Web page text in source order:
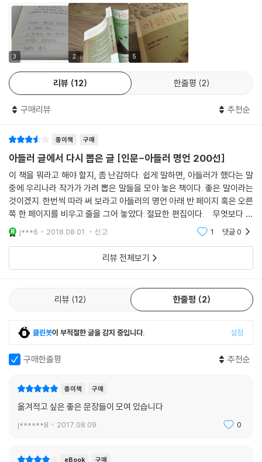
3 2 5
리뷰 12 한줄평 2
구매리뷰 추천순
종이책 구매
아들러 글에서 다시 뽑은 글 [인문-아들러 명언 200선]
이 책을 뭐라고 해야 할지, 좀 난감하다. 쉽게 말하면, 아들러가 했다는 말
중에 우리나라 작가가 가려 뽑은 말들을 모아 놓은 책이다. 좋은 말이라는
것이겠지. 한번씩 따라 써 보라고 아들러의 명언 아래 반 페이지 혹은 오른
쪽 한 페이지를 비우고 줄을 그어 놓았다. 절묘한 편집이다. 무엇보다 수
월해 보여서 내 취향은 아니다. 좋은 말들이라는 것은 알겠는데 너무 잘 뽑
아 놓
j***6 2018.08.01. 신고 1 댓글0
리뷰 전체보기
리뷰 12 한줄평 2
클린봇이 부적절한 글을 감지 중입니다. 설정
구매한줄평 추천순
종이책 구매
옮겨적고 싶은 좋은 문장들이 모여 있습니다
j******8 2017.08.09. 0
eBook 구매